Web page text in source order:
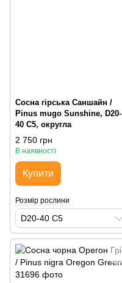
Сосна гірська Саншайн /
Pinus mugo Sunshine, D20-
40 С5, округла
2 750 грн
В наявності
Купити
Розмір рослини
D20-40 С5